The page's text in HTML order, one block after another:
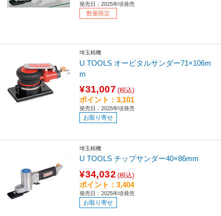
発売日：2025年頃発売
数量限定
埼玉精機
U TOOLS オービタルサンダー71×106m
m
¥31,007 (税込)
ポイント：3,101
発売日：2025年頃発売
お取り寄せ
埼玉精機
U TOOLS チップサンダー40×86mm
¥34,032 (税込)
ポイント：3,404
発売日：2025年頃発売
お取り寄せ